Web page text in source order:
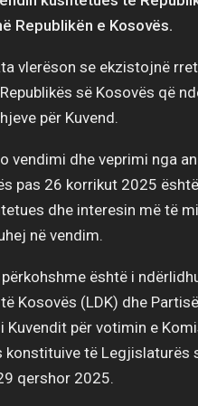
Republikën e Kosovës.
vlerëson se ekzistojnë
së Kosovës që
për Kuvend.
vendimi dhe veprimi nga
pas 26 korrikut 2025
dhe interesin më të
në vendim.
është i
Kosovës (LDK) dhe
Kuvendit për votimin e
të Legjislaturës
qershor 2025.